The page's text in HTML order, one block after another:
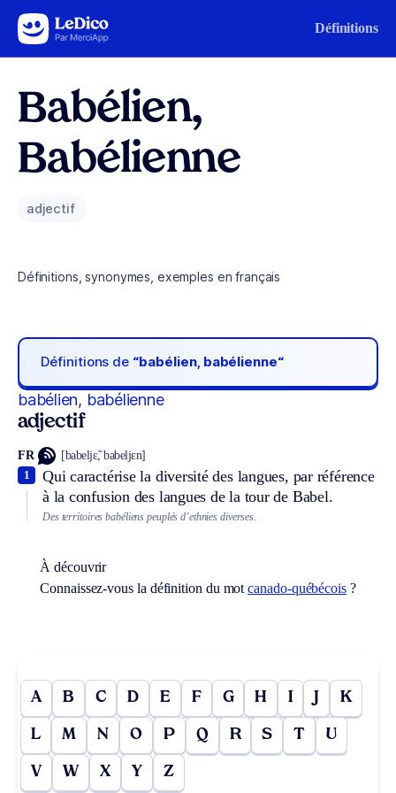
Aller au contenu Définitions
Babélien,
Babélienne
adjectif
Définitions, synonymes, exemples en français
Définitions de “babélien, babélienne“
babélien, babélienne
adjectif
FR [babeljɛ̃, babeljɛn]
Qui caractérise la diversité des langues, par référence
à la confusion des langues de la tour de Babel.
1
Des territoires babéliens peuplés d’ethnies diverses.
À découvrir
Connaissez-vous la définition du motcanado-québécois?
A B C D E F G H I J K
L M N O P Q R S T U
V W X Y Z